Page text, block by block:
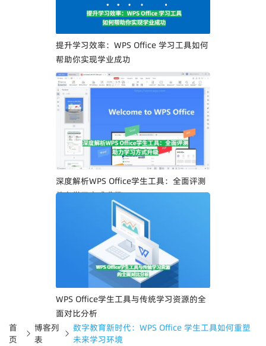
提升学习效率：WPS Office 学习工具如何
帮助你实现学业成功
深度解析WPS Office学生工具：全面评测
助力学习方式升级
WPS Office学生工具与传统学习资源的全
面对比分析
首
页
博客列
表
数字教育新时代：WPS Office 学生工具如何重塑
未来学习环境